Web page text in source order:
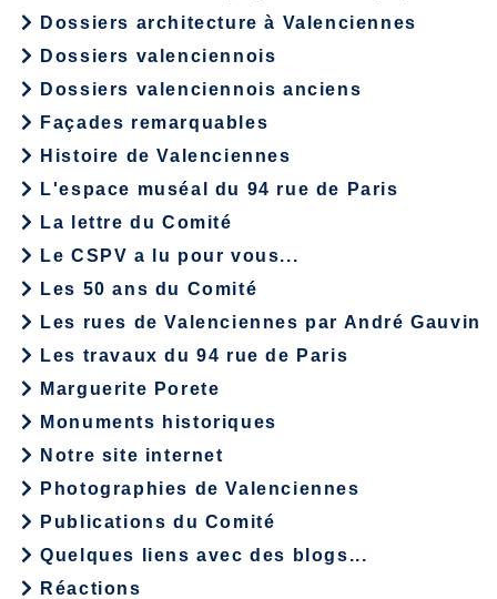
Dossiers architecture à Valenciennes
Dossiers valenciennois
Dossiers valenciennois anciens
Façades remarquables
Histoire de Valenciennes
L'espace muséal du 94 rue de Paris
La lettre du Comité
Le CSPV a lu pour vous...
Les 50 ans du Comité
Les rues de Valenciennes par André Gauvin
Les travaux du 94 rue de Paris
Marguerite Porete
Monuments historiques
Notre site internet
Photographies de Valenciennes
Publications du Comité
Quelques liens avec des blogs...
Réactions